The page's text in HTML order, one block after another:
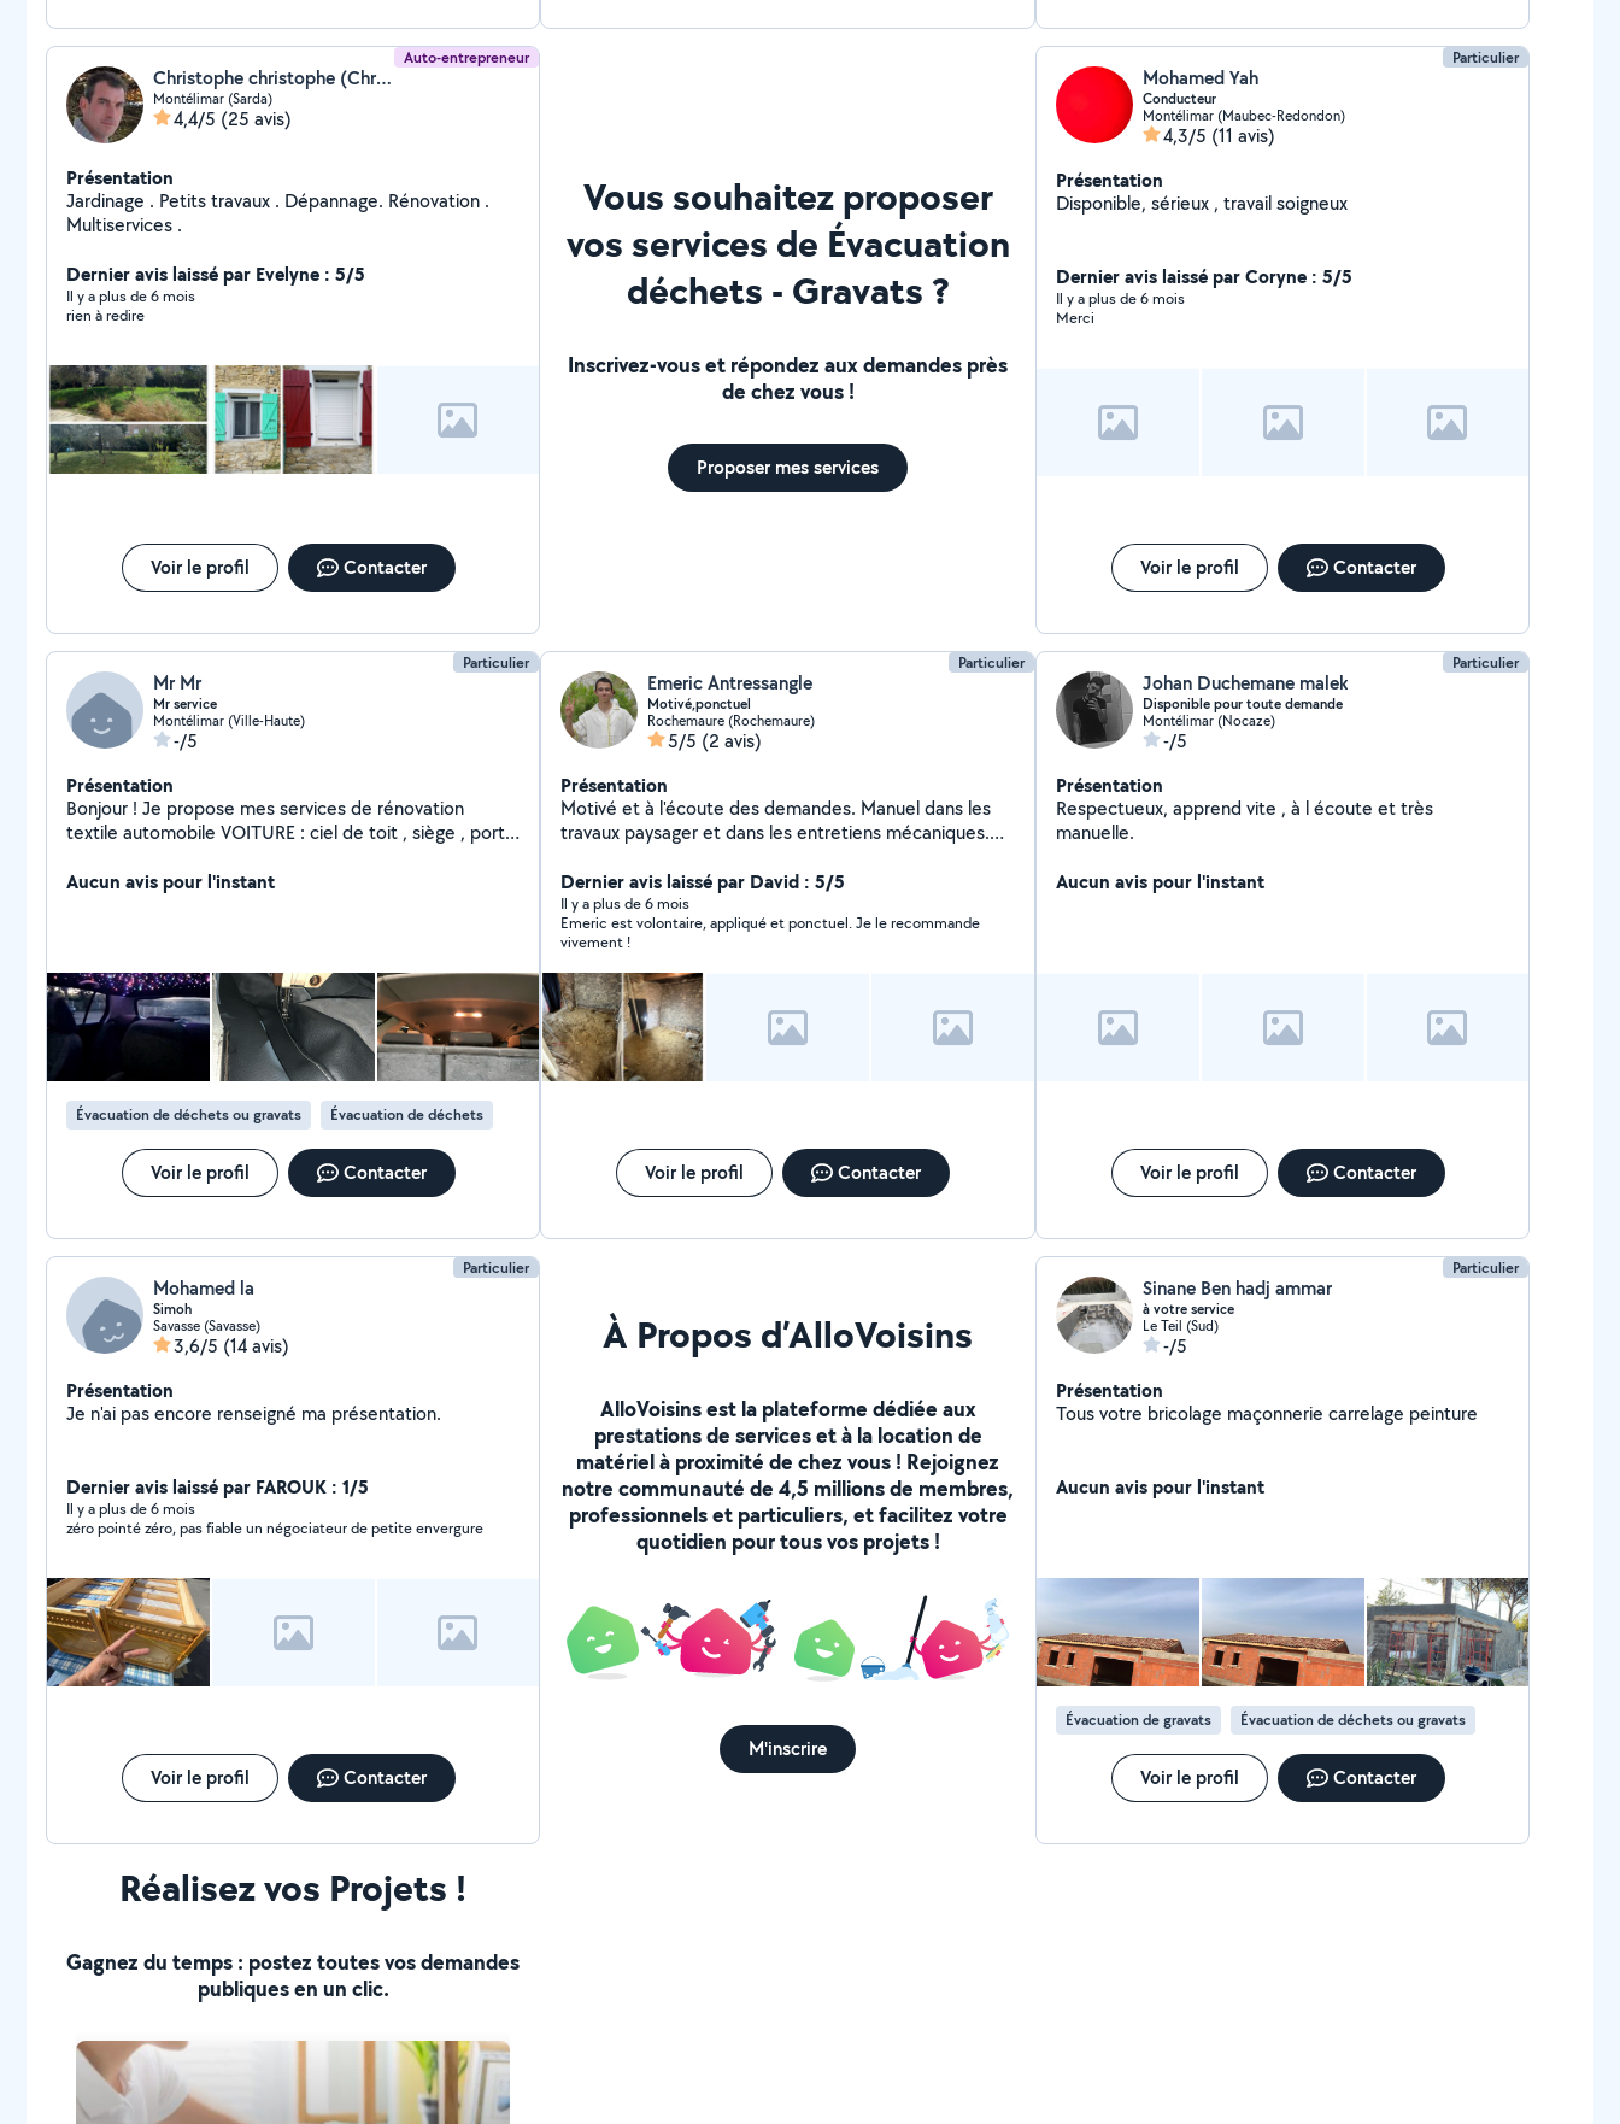
Auto-entrepreneur
Christophe christophe (Christophe26.multiservices)
Montélimar (Sarda)
4,4/5 (25 avis)
Présentation
Jardinage . Petits travaux . Dépannage. Rénovation .
Multiservices .
Dernier avis laissé par Evelyne : 5/5
Il y a plus de 6 mois
rien à redire
Voir le profil Contacter
Vous souhaitez proposer
vos services de Évacuation
déchets - Gravats ?
Inscrivez-vous et répondez aux demandes près
de chez vous !
Proposer mes services
Particulier
Mohamed Yah
Conducteur
Montélimar (Maubec-Redondon)
4,3/5 (11 avis)
Présentation
Disponible, sérieux , travail soigneux
Dernier avis laissé par Coryne : 5/5
Il y a plus de 6 mois
Merci
Voir le profil Contacter
Particulier
Mr Mr
Mr service
Montélimar (Ville-Haute)
-/5
Présentation
Bonjour ! Je propose mes services de rénovation
textile automobile VOITURE : ciel de toit , siège , porte
retouche sur tout type de vêtement . TRANSPORT :
Aucun avis pour l'instant
Évacuation de déchets ou gravats Évacuation de déchets
Voir le profil Contacter
Particulier
Emeric Antressangle
Motivé,ponctuel
Rochemaure (Rochemaure)
5/5 (2 avis)
Présentation
Motivé et à l'écoute des demandes. Manuel dans les
travaux paysager et dans les entretiens mécaniques.
au déménagement. Possibilité de vous aider a la charge
de gravas et à certains petit travaux.
Dernier avis laissé par David : 5/5
Il y a plus de 6 mois
Emeric est volontaire, appliqué et ponctuel. Je le recommande
vivement !
Voir le profil Contacter
Particulier
Johan Duchemane malek
Disponible pour toute demande
Montélimar (Nocaze)
-/5
Présentation
Respectueux, apprend vite , à l écoute et très
manuelle.
Aucun avis pour l'instant
Voir le profil Contacter
Particulier
Mohamed la
Simoh
Savasse (Savasse)
3,6/5 (14 avis)
Présentation
Je n'ai pas encore renseigné ma présentation.
Dernier avis laissé par FAROUK : 1/5
Il y a plus de 6 mois
zéro pointé zéro, pas fiable un négociateur de petite envergure
Voir le profil Contacter
À Propos d’AlloVoisins
AlloVoisins est la plateforme dédiée aux
prestations de services et à la location de
matériel à proximité de chez vous ! Rejoignez
notre communauté de 4,5 millions de membres,
professionnels et particuliers, et facilitez votre
quotidien pour tous vos projets !
M'inscrire
Particulier
Sinane Ben hadj ammar
à votre service
Le Teil (Sud)
-/5
Présentation
Tous votre bricolage maçonnerie carrelage peinture
Aucun avis pour l'instant
Évacuation de gravats Évacuation de déchets ou gravats
Voir le profil Contacter
Réalisez vos Projets !
Gagnez du temps : postez toutes vos demandes
publiques en un clic.